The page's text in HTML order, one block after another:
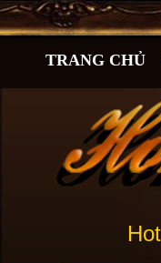
TRANG CHỦ